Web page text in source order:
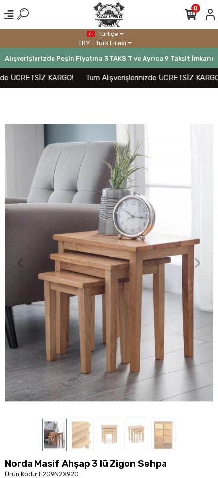
Alışverişlerizde Peşin Fiyatına 3 TAKSİT ve Ayrıca 9 Taksit İmkanı
KARGO! Tüm Alışverişlerinizde ÜCRETSİZ KARGO!
0
Türkçe
TRY - Türk Lirası
Norda Masif Ahşap 3 lü Zigon Sehpa
Ürün Kodu: F2G9N2X92O